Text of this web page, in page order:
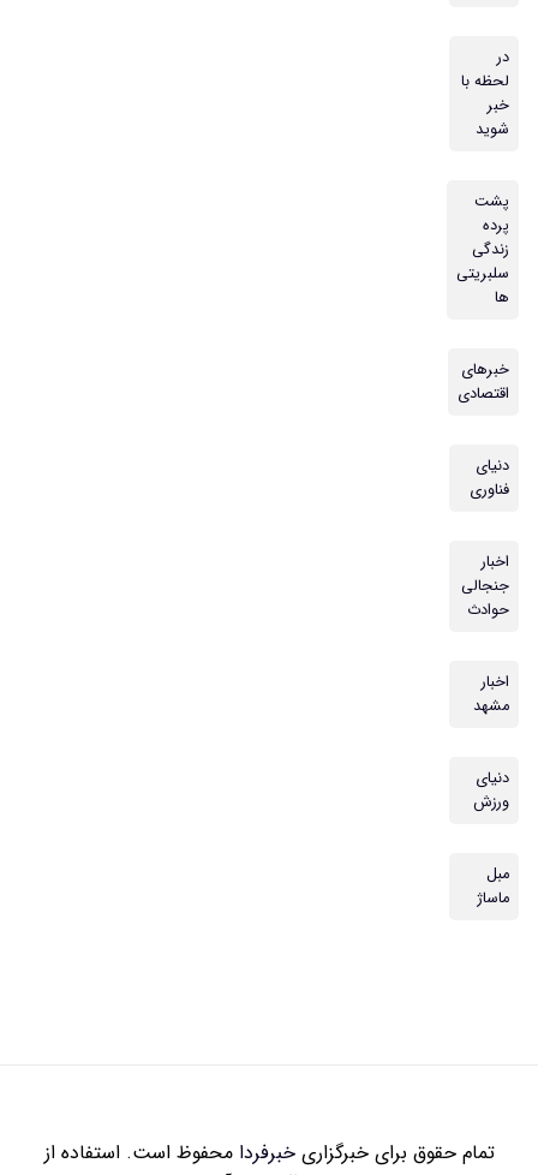
در
لحظه با
خبر
شوید
پشت
پرده
زندگی
سلبریتی
ها
خبرهای
اقتصادی
دنیای
فناوری
اخبار
جنجالی
حوادث
اخبار
مشهد
دنیای
ورزش
مبل
ماساژ
تمام حقوق برای خبرگزاریخبرفردامحفوظ است. استفاده از